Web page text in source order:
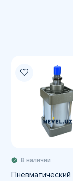
В наличии
Пневматический